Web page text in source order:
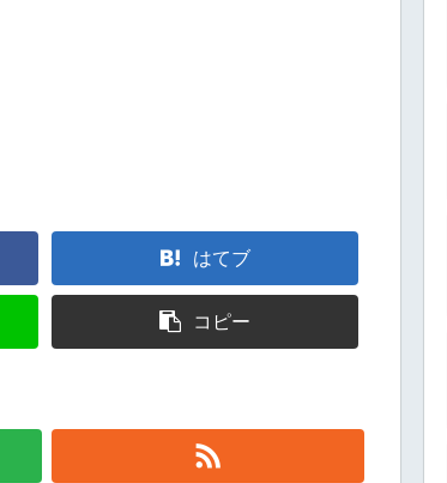
はてブ
コピー